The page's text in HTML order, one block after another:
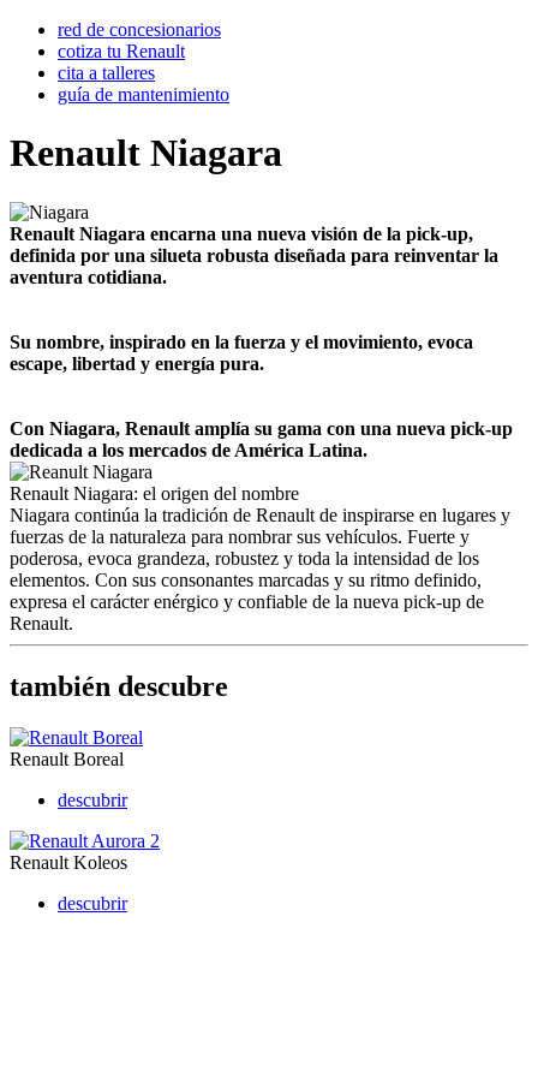
red de concesionarios
cotiza tu Renault
cita a talleres
guía de mantenimiento
Renault Niagara
Renault Niagara encarna una nueva visión de la pick-up,
definida por una silueta robusta diseñada para reinventar la
aventura cotidiana.
Su nombre, inspirado en la fuerza y el movimiento, evoca
escape, libertad y energía pura.
Con Niagara, Renault amplía su gama con una nueva pick-up
dedicada a los mercados de América Latina.
Renault Niagara: el origen del nombre
Niagara continúa la tradición de Renault de inspirarse en lugares y
fuerzas de la naturaleza para nombrar sus vehículos. Fuerte y
poderosa, evoca grandeza, robustez y toda la intensidad de los
elementos. Con sus consonantes marcadas y su ritmo definido,
expresa el carácter enérgico y confiable de la nueva pick-up de
Renault.
también descubre
Renault Boreal
descubrir
Renault Koleos
descubrir